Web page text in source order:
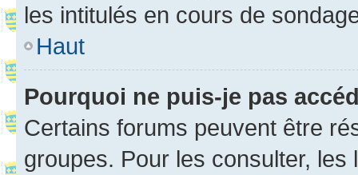
les intitulés en cours de
Haut
Pourquoi ne puis-je pas
Certains forums peuvent être
groupes. Pour les consulter,